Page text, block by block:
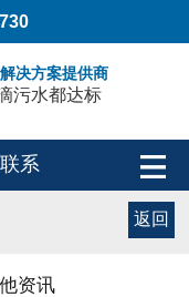
决方案提供商
污水都达标
联系
返回
资讯